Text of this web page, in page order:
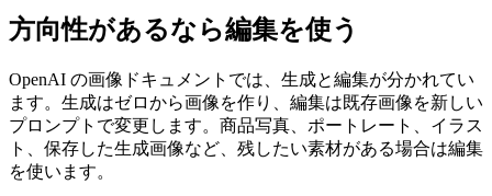
方向性があるなら編集を使う
OpenAI の画像ドキュメントでは、生成と編集が分かれてい
ます。生成はゼロから画像を作り、編集は既存画像を新しい
プロンプトで変更します。商品写真、ポートレート、イラス
ト、保存した生成画像など、残したい素材がある場合は編集
を使います。